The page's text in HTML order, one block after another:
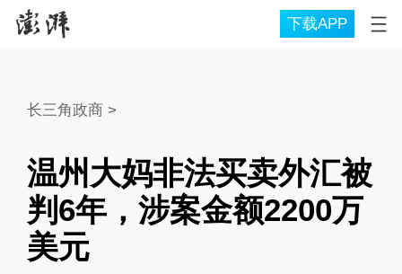
下载APP
长三角政商 >
温州大妈非法买卖外汇被
判6年，涉案金额2200万
美元